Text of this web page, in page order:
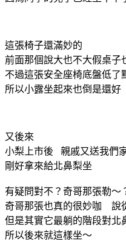
這張椅子還滿妙的
前面那個說大也不大假桌子
不過這張安全座椅底盤低了
所以小露坐起來也倒是還好
又後來
小梨上市後 親戚又送我們
剛好拿來給北鼻梨坐
有疑問對不？奇哥那張勒～
奇哥那張也真的很妙咖 說
但是其實它最躺的階段對北
所以後來就這樣坐～